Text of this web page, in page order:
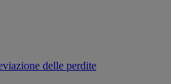
delle perdite